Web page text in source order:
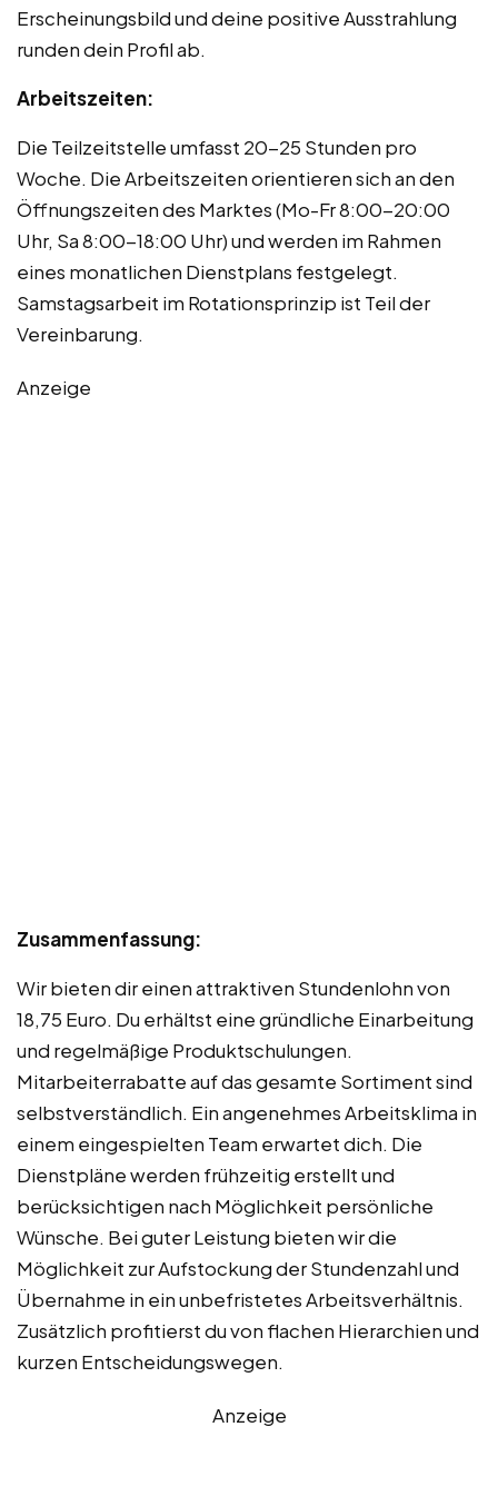
Erscheinungsbild und deine positive Ausstrahlung
runden dein Profil ab.
Arbeitszeiten:
Die Teilzeitstelle umfasst 20-25 Stunden pro
Woche. Die Arbeitszeiten orientieren sich an den
Öffnungszeiten des Marktes (Mo-Fr 8:00-20:00
Uhr, Sa 8:00-18:00 Uhr) und werden im Rahmen
eines monatlichen Dienstplans festgelegt.
Samstagsarbeit im Rotationsprinzip ist Teil der
Vereinbarung.
Anzeige
Zusammenfassung:
Wir bieten dir einen attraktiven Stundenlohn von
18,75 Euro. Du erhältst eine gründliche Einarbeitung
und regelmäßige Produktschulungen.
Mitarbeiterrabatte auf das gesamte Sortiment sind
selbstverständlich. Ein angenehmes Arbeitsklima in
einem eingespielten Team erwartet dich. Die
Dienstpläne werden frühzeitig erstellt und
berücksichtigen nach Möglichkeit persönliche
Wünsche. Bei guter Leistung bieten wir die
Möglichkeit zur Aufstockung der Stundenzahl und
Übernahme in ein unbefristetes Arbeitsverhältnis.
Zusätzlich profitierst du von flachen Hierarchien und
kurzen Entscheidungswegen.
Anzeige